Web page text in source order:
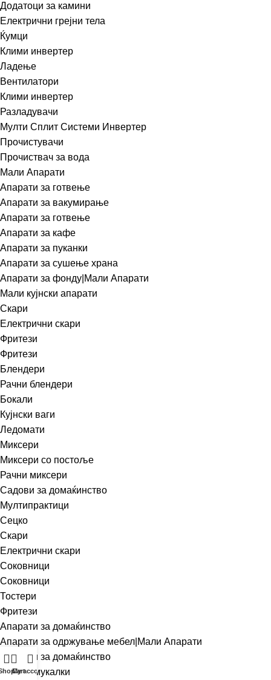
Додатоци за камини
Електрични грејни тела
Ќумци
Клими инвертер
Ладење
Вентилатори
Клими инвертер
Разладувачи
Мулти Сплит Системи Инвертер
Прочистувачи
Прочиствач за вода
Мали Апарати
Апарати за готвење
Апарати за вакумирање
Апарати за готвење
Апарати за кафе
Апарати за пуканки
Апарати за сушење храна
Апарати за фонду|Мали Апарати
Мали кујнски апарати
Скари
Електрични скари
Фритези
Фритези
Блендери
Рачни блендери
Бокали
Кујнски ваги
Ледомати
Миксери
Миксери со постоље
Рачни миксери
Садови за домаќинство
Мултипрактици
Сецко
Скари
Електрични скари
Соковници
Соковници
Тостери
Фритези
Апарати за домаќинство
Апарати за одржување мебел|Мали Апарати
Апарати за домаќинство
Правосмукалки
Cart
My account